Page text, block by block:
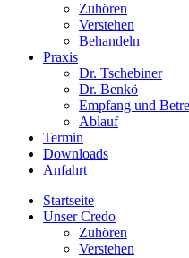
Zuhören
Verstehen
Behandeln
Praxis
Dr. Tschebiner
Dr. Benkö
Empfang und
Ablauf
Termin
Downloads
Anfahrt
Startseite
Unser Credo
Zuhören
Verstehen